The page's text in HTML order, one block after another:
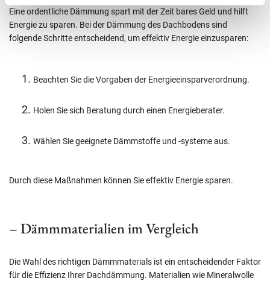
Eine ordentliche Dämmung spart mit der Zeit bares Geld und hilft
Energie zu sparen. Bei der Dämmung des Dachbodens sind
folgende Schritte entscheidend, um effektiv Energie einzusparen:
Beachten Sie die Vorgaben der Energieeinsparverordnung.
Holen Sie sich Beratung durch einen Energieberater.
Wählen Sie geeignete Dämmstoffe und -systeme aus.
Durch diese Maßnahmen können Sie effektiv Energie sparen.
– Dämmmaterialien im Vergleich
Die Wahl des richtigen Dämmmaterials ist ein entscheidender Faktor
für die Effizienz Ihrer Dachdämmung. Materialien wie Mineralwolle